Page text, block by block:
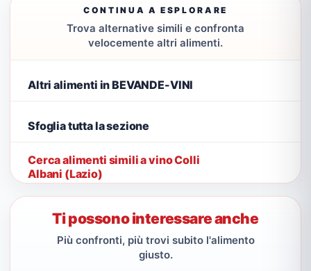
CONTINUA A ESPLORARE
Trova alternative simili e confronta
velocemente altri alimenti.
Altri alimenti in BEVANDE-VINI
Sfoglia tutta la sezione
Cerca alimenti simili a vino Colli
Albani (Lazio)
Ti possono interessare anche
Più confronti, più trovi subito l'alimento
giusto.